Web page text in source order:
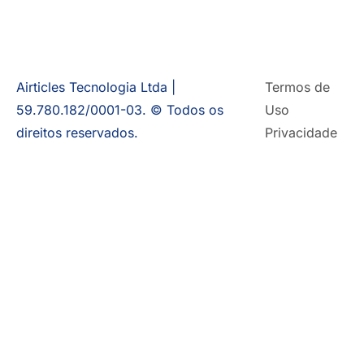
Airticles Tecnologia Ltda |
59.780.182/0001-03. © Todos os
direitos reservados.
Termos de
Uso
Privacidade